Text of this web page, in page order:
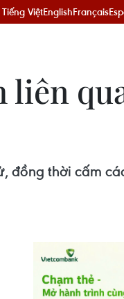
Tiếng ViệtEnglishFrançais
liên
đồng thời cấm